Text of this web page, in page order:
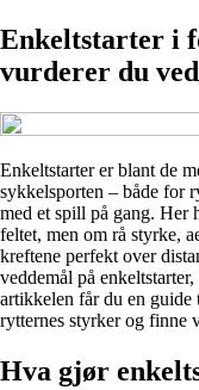
Enkeltstarter i
vurderer du
Enkeltstarter er blant de
sykkelsporten – både for
med et spill på gang. Her
feltet, men om rå styrke,
kreftene perfekt over
veddemål på
artikkelen får du en guide
rytternes styrker og finne
Hva gjør